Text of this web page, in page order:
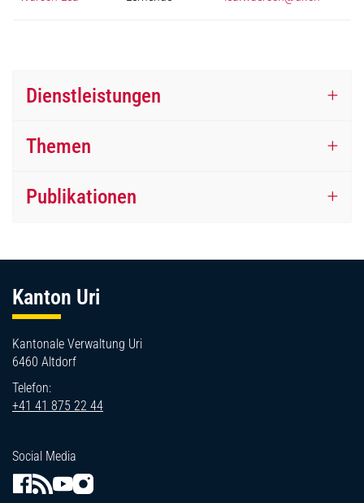
Dienstleistungen
Themen
Publikationen
Kanton Uri
Kantonale Verwaltung Uri
6460 Altdorf
Telefon:
+41 41 875 22 44
Social Media